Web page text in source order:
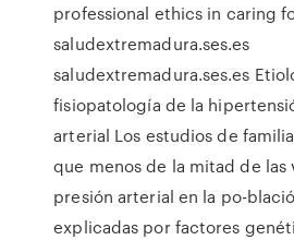
professional ethics in caring
saludextremadura.ses.es
saludextremadura.ses.es
fisiopatología de la
arterial Los estudios de
que menos de la mitad de las
presión arterial en la po-
explicadas por factores